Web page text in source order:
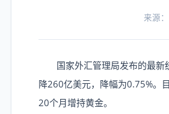
来源：
国家外汇管理局发布的最新
降260亿美元，降幅为0.75%。
20个月增持黄金。